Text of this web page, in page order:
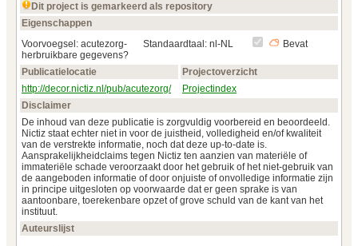
Dit project is gemarkeerd als repository
Eigenschappen
Voorvoegsel: acutezorg-
Standaardtaal: nl-NL
Bevat
herbruikbare gegevens?
Publicatielocatie
Projectoverzicht
http://decor.nictiz.nl/pub/acutezorg/
Projectindex
Disclaimer
De inhoud van deze publicatie is zorgvuldig voorbereid en beoordeeld.
Nictiz staat echter niet in voor de juistheid, volledigheid en/of kwaliteit
van de verstrekte informatie, noch dat deze up-to-date is.
Aansprakelijkheidclaims tegen Nictiz ten aanzien van materiële of
immateriële schade veroorzaakt door het gebruik of het niet-gebruik van
de aangeboden informatie of door onjuiste of onvolledige informatie zijn
in principe uitgesloten op voorwaarde dat er geen sprake is van
aantoonbare, toerekenbare opzet of grove schuld van de kant van het
instituut.
Auteurslijst